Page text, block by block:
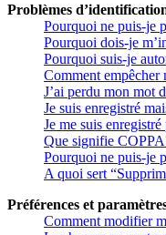
Problèmes
Pourquoi ne puis-je
Pourquoi dois-je
Pourquoi suis-je
Comment empêcher
J’ai perdu mon mot
Je suis enregistré
Je me suis
Que signifie
Pourquoi ne puis-je
A quoi sert
Préférences et
Comment modifier